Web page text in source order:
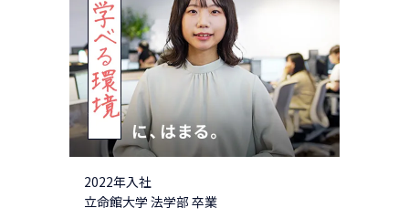
2022年入社
立命館大学 法学部 卒業